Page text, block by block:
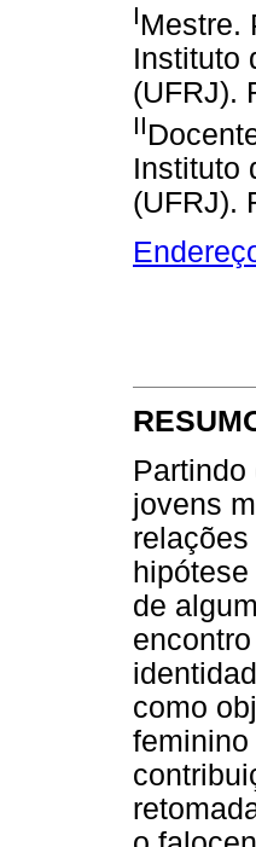
IMestre.
Instituto
(UFRJ).
II
Instituto
(UFRJ).
jovens
de
como